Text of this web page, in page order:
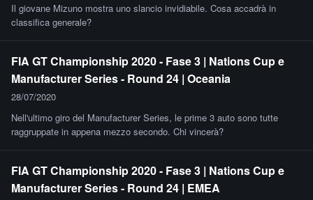
Il giovane Mizuno mostra uno slancio invidiabile. Cosa accadrà in
classifica generale?
FIA GT Championship 2020 - Fase 3 | Nations Cup e
Manufacturer Series - Round 24 | Oceania
28/07/2020
Nell'ultimo giro del Manufacturer Series, le prime 3 auto sono tutte
raggruppate in appena mezzo secondo. Chi vincerà?
FIA GT Championship 2020 - Fase 3 | Nations Cup e
Manufacturer Series - Round 24 | EMEA